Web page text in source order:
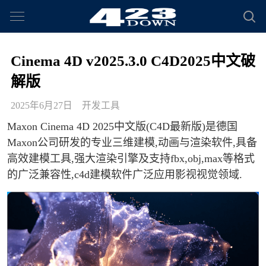
Cinema 4D v2025.3.0 C4D2025中文破
解版
2025年6月27日 开发工具
Maxon Cinema 4D 2025中文版(C4D最新版)是德国
Maxon公司研发的专业三维建模,动画与渲染软件,具备
高效建模工具,强大渲染引擎及支持fbx,obj,max等格式
的广泛兼容性,c4d建模软件广泛应用影视视觉领域.​